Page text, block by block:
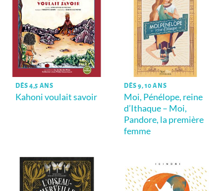
DÈS 4,5 ANS
Kahoni voulait savoir
DÈS 9, 10 ANS
Moi, Pénélope, reine
d’Ithaque – Moi,
Pandore, la première
femme